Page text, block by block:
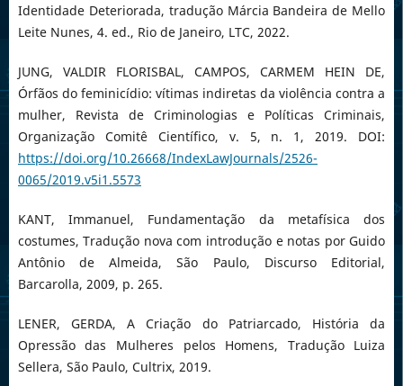
Identidade Deteriorada, tradução Márcia Bandeira de Mello
Leite Nunes, 4. ed., Rio de Janeiro, LTC, 2022.
JUNG, VALDIR FLORISBAL, CAMPOS, CARMEM HEIN DE,
Órfãos do feminicídio: vítimas indiretas da violência contra a
mulher, Revista de Criminologias e Políticas Criminais,
Organização Comitê Científico, v. 5, n. 1, 2019. DOI:
https://doi.org/10.26668/IndexLawJournals/2526-
0065/2019.v5i1.5573
KANT, Immanuel, Fundamentação da metafísica dos
costumes, Tradução nova com introdução e notas por Guido
Antônio de Almeida, São Paulo, Discurso Editorial,
Barcarolla, 2009, p. 265.
LENER, GERDA, A Criação do Patriarcado, História da
Opressão das Mulheres pelos Homens, Tradução Luiza
Sellera, São Paulo, Cultrix, 2019.